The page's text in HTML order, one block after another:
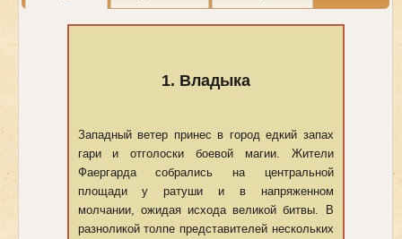
1. Владыка
Западный ветер принес в город едкий запах
гари и отголоски боевой магии. Жители
Фаергарда собрались на центральной
площади у ратуши и в напряженном
молчании, ожидая исхода великой битвы. В
разноликой толпе представителей нескольких